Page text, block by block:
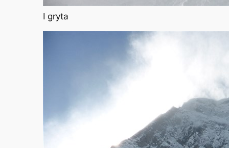
I gryta